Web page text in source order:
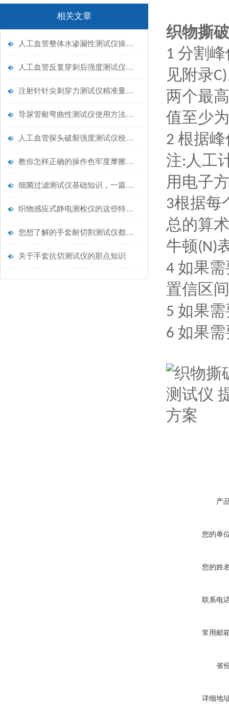
相关文章
人工血管整体水渗漏性测试仪操作中最容易出错的步骤
人工血管反复穿刺后强度测试仪是什么？透析患者的“生命管“质量靠它把关！
注射针针尖刺穿力测试仪精准量化针尖锋利度，构筑临床安全防线
导尿管耐弯曲性测试仪使用方法与操作规范
人工血管探头破裂强度测试仪校准规范：精准赋能医疗安全的技术基准
教你怎样正确的操作色牢度摩擦测试机
细菌过滤测试仪基础知识，一篇搞定
织物感应式静电测检仪的这些特点很少有人都知道
您想了解的手套耐切割测试仪都在这里了
关于手套抗切测试仪的那点知识
织物撕
1 分割
见附录C)
两个最
值至少
2 根据
注: 人工
用电子
3根据每
总的算
牛顿(N)
4 如果需
置信区间
5 如果需
6 如果需
产
您的单
您的姓
联系电
常用邮
省
详细地